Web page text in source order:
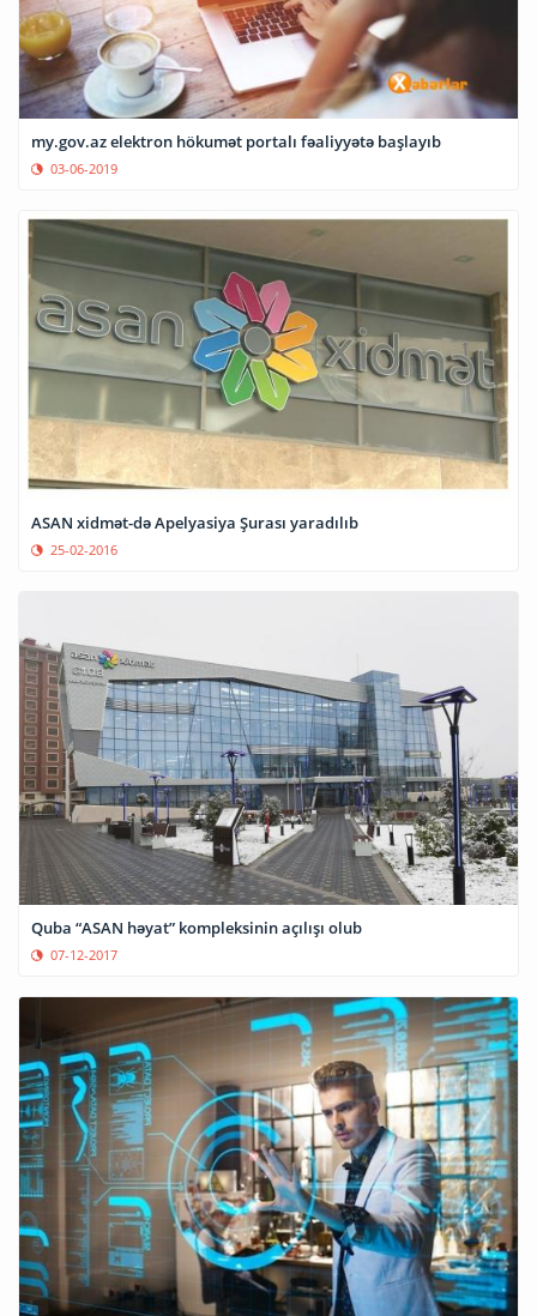
my.gov.az elektron hökumət portalı fəaliyyətə başlayıb
03-06-2019
ASAN xidmət-də Apelyasiya Şurası yaradılıb
25-02-2016
Quba “ASAN həyat” kompleksinin açılışı olub
07-12-2017